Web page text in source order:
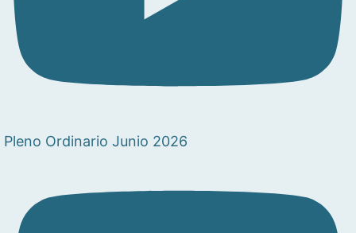
Pleno Ordinario Junio 2026